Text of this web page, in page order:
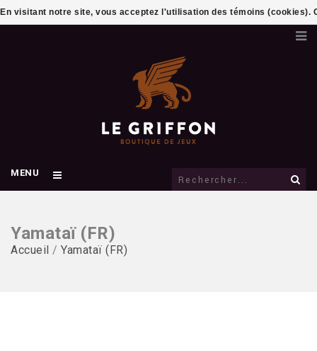
MENU
Yamataï (FR)
Accueil / Yamataï (FR)
En visitant notre site, vous acceptez l'utilisation des témoins